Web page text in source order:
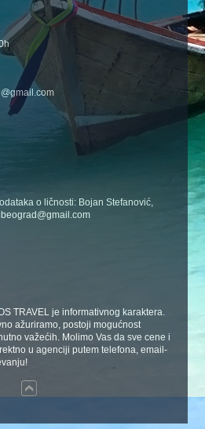
o ličnosti: Bojan Stefanović,
TRAVEL je informativnog karaktera.
ažuriramo, postoji mogućnost
važećih. Molimo Vas da sve cene i
u agenciji putem telefona, email-